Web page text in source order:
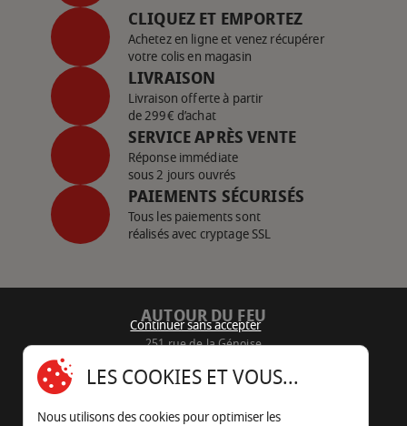
CLIQUEZ ET EMPORTEZ
Achetez en ligne et venez récupérer
votre colis en magasin
LIVRAISON
Livraison offerte à partir
de 299€ d’achat
SERVICE APRÈS VENTE
Réponse immédiate
sous 2 jours ouvrés
PAIEMENTS SÉCURISÉS
Tous les paiements sont
réalisés avec cryptage SSL
AUTOUR DU FEU
251 rue de la Génoise
05 45 22 98 09
Nous envoyer un e-mail
Continuer sans accepter
LES COOKIES ET VOUS...
Nous utilisons des cookies pour optimiser les